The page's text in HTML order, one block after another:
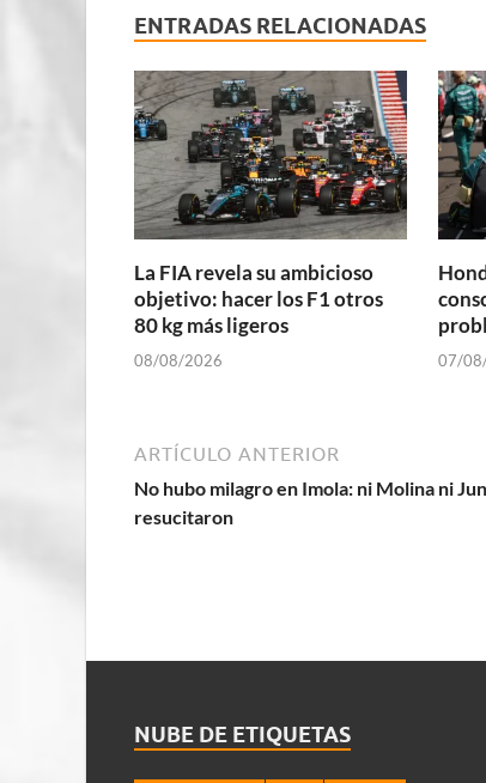
ENTRADAS RELACIONADAS
La FIA revela su ambicioso
objetivo: hacer los F1 otros
80 kg más ligeros
08/08/2026 07/
ARTÍCULO ANTERIOR
No hubo milagro en Imola: ni Molina ni
resucitaron
NUBE DE ETIQUETAS